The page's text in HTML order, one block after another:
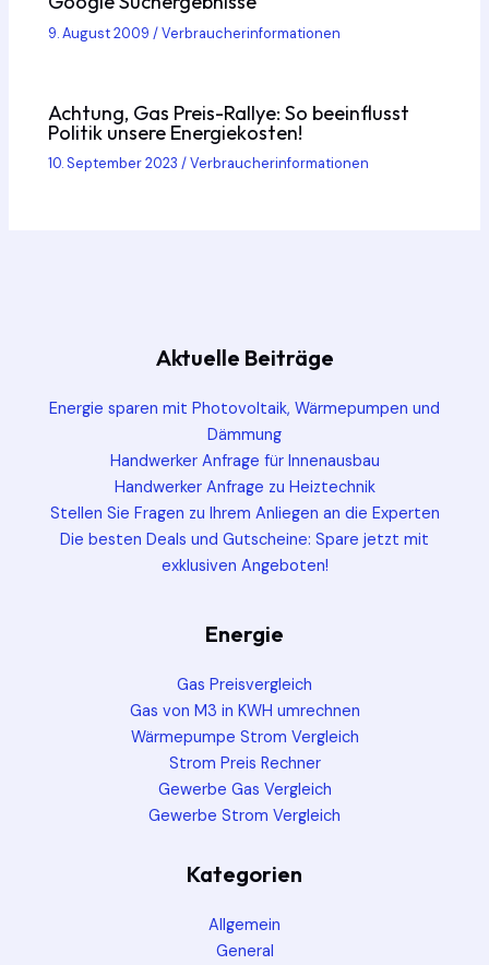
9. August 2009/Verbraucherinformationen
Achtung, Gas Preis-Rallye: So beeinflusst
Politik unsere Energiekosten!
10. September 2023/Verbraucherinformationen
Aktuelle Beiträge
Energie sparen mit Photovoltaik, Wärmepumpen und
Dämmung
Handwerker Anfrage für Innenausbau
Handwerker Anfrage zu Heiztechnik
Stellen Sie Fragen zu Ihrem Anliegen an die Experten
Die besten Deals und Gutscheine: Spare jetzt mit
exklusiven Angeboten!
Energie
Gas Preisvergleich
Gas von M3 in KWH umrechnen
Wärmepumpe Strom Vergleich
Strom Preis Rechner
Gewerbe Gas Vergleich
Gewerbe Strom Vergleich
Kategorien
Allgemein
General